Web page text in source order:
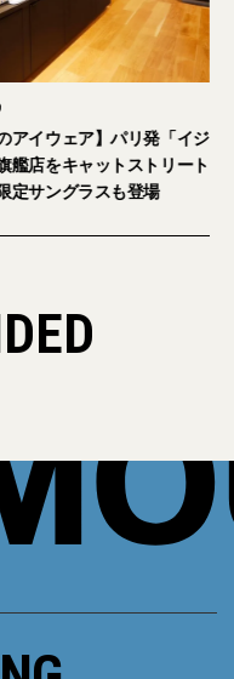
FASHION
おしゃれな大人のアイウェア
ジ」が国内初の旗艦店をキャ
オープン。日本限定サングラ